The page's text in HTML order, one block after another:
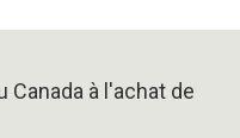
Canada à l'achat de